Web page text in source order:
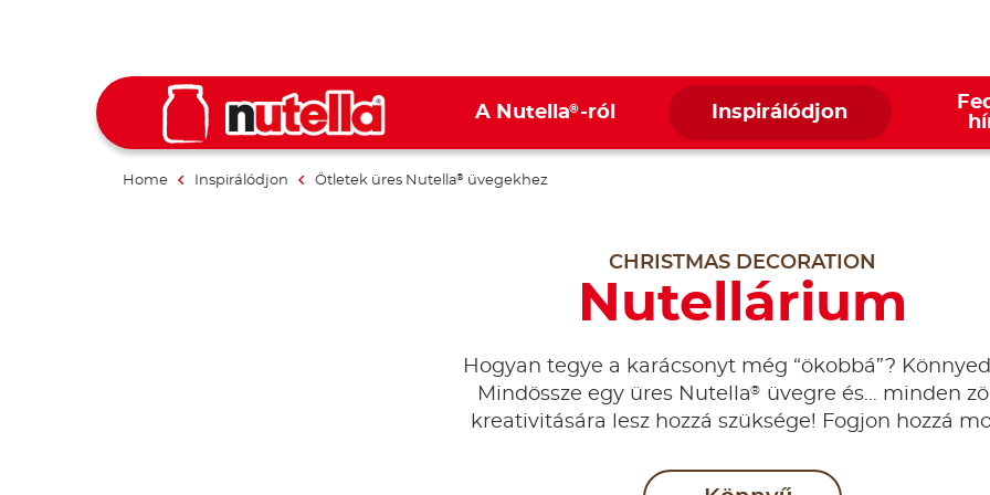
A Nutella® -ról Inspirálódjon
Home Inspirálódjon Ötletek üres Nutella® üvegekhez
CHRISTMAS DECORATION
Nutellárium
Hogyan tegye a karácsonyt még “ökobbá”?
Mindössze egy üres Nutella®
üvegre és… minden
kreativitására lesz hozzá szüksége! Fogjon hozzá